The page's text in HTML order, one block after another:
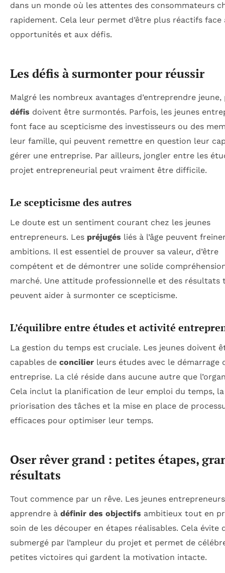
dans un monde où les attentes des consommateurs
rapidement. Cela leur permet d’être plus réactifs face
opportunités et aux défis.
Les défis à surmonter pour réussir
Malgré les nombreux avantages d’entreprendre jeune,
défis doivent être surmontés. Parfois, les jeunes
font face au scepticisme des investisseurs ou des
leur famille, qui peuvent remettre en question leur
gérer une entreprise. Par ailleurs, jongler entre les
projet entrepreneurial peut vraiment être difficile.
Le scepticisme des autres
Le doute est un sentiment courant chez les jeunes
entrepreneurs. Les préjugés liés à l’âge peuvent
ambitions. Il est essentiel de prouver sa valeur, d’être
compétent et de démontrer une solide
marché. Une attitude professionnelle et des résultats
peuvent aider à surmonter ce scepticisme.
L’équilibre entre études et activité
La gestion du temps est cruciale. Les jeunes doivent
capables de concilier leurs études avec le démarrage
entreprise. La clé réside dans aucune autre que
Cela inclut la planification de leur emploi du temps, la
priorisation des tâches et la mise en place de
efficaces pour optimiser leur temps.
Oser rêver grand : petites étapes,
résultats
Tout commence par un rêve. Les jeunes
apprendre à définir des objectifs ambitieux tout en
soin de les découper en étapes réalisables. Cela évite
submergé par l’ampleur du projet et permet de
petites victoires qui gardent la motivation intacte.